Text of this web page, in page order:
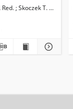
; Skoczek T. Red.